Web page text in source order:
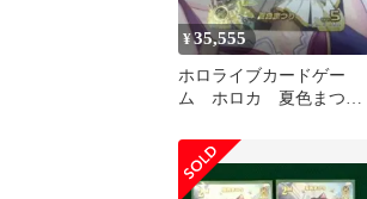
¥35,555
ホロライブカードゲー
ム ホロカ 夏色まつ
ーミリアンsec